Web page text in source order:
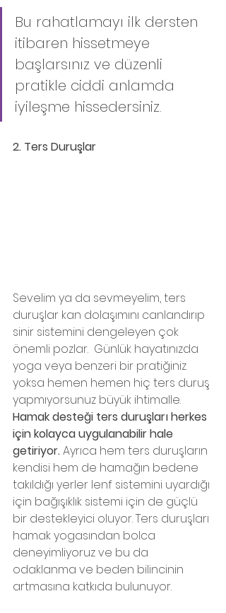
Bu rahatlamayı ilk dersten
itibaren hissetmeye
başlarsınız ve düzenli
pratikle ciddi anlamda
iyileşme hissedersiniz.
2. Ters Duruşlar
Sevelim ya da sevmeyelim, ters
duruşlar kan dolaşımını canlandırıp
sinir sistemini dengeleyen çok
önemli pozlar.  Günlük hayatınızda
yoga veya benzeri bir pratiğiniz
yoksa hemen hemen hiç ters duruş
yapmıyorsunuz büyük ihtimalle.
Hamak desteği ters duruşları herkes
için kolayca uygulanabilir hale
getiriyor. Ayrıca hem ters duruşların
kendisi hem de hamağın bedene
takıldığı yerler lenf sistemini uyardığı
için bağışıklık sistemi için de güçlü
bir destekleyici oluyor. Ters duruşları
hamak yogasından bolca
deneyimliyoruz ve bu da
odaklanma ve beden bilincinin
artmasına katkıda bulunuyor.